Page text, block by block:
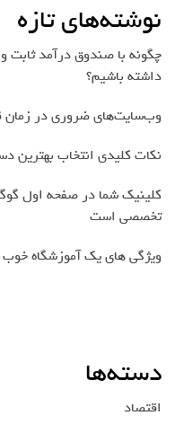
نوشته‌های تازه
چگونه با صندوق درآمد ثابت
داشته باشیم؟
وب‌سایت‌های ضروری در زمان
نکات کلیدی انتخاب بهترین
کلینیک شما در صفحه اول
تخصصی است
ویژگی های یک آموزشگاه
دسته‌ها
اقتصاد